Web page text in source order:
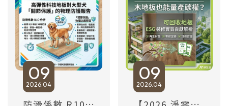
09
04
2026
09
04
2026